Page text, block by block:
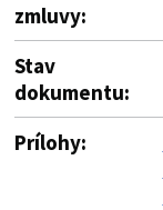
zmluvy:
Stav
dokumentu:
Prílohy: